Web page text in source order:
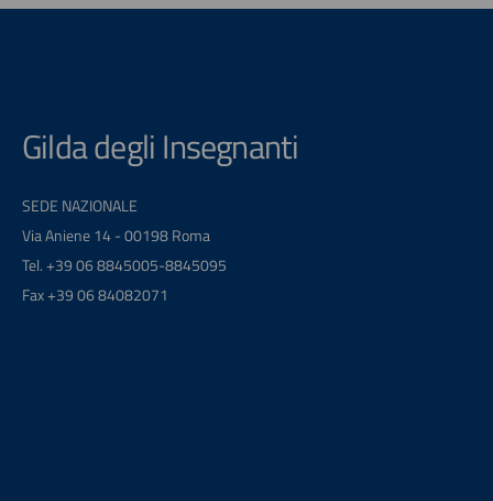
Gilda degli Insegnanti
SEDE NAZIONALE
Via Aniene 14 - 00198 Roma
Tel. +39 06 8845005-8845095
Fax +39 06 84082071